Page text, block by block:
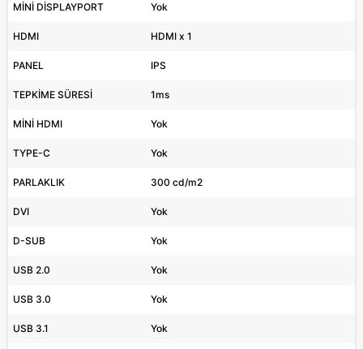
MİNİ DİSPLAYPORT Yok
HDMI HDMI x 1
PANEL IPS
TEPKİME SÜRESİ 1ms
MİNİ HDMI Yok
TYPE-C Yok
PARLAKLIK 300 cd/m2
DVI Yok
D-SUB Yok
USB 2.0 Yok
USB 3.0 Yok
USB 3.1 Yok